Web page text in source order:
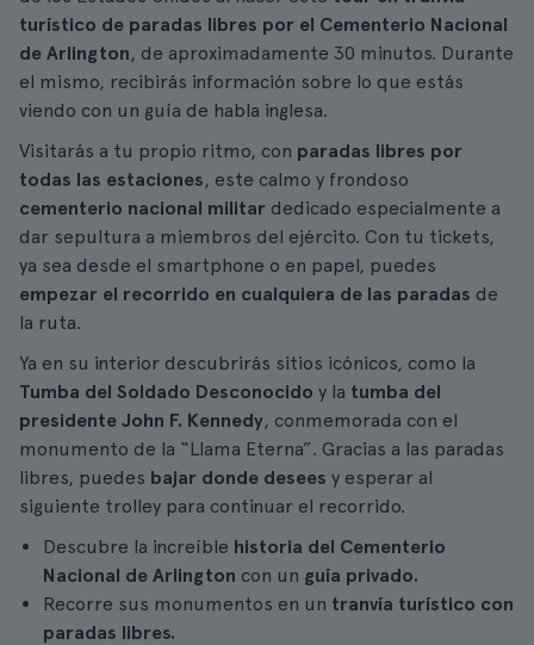
turístico de paradas libres por el Cementerio Nacional
de Arlington, de aproximadamente 30 minutos. Durante
el mismo, recibirás información sobre lo que estás
viendo con un guía de habla inglesa.
Visitarás a tu propio ritmo, con paradas libres por
todas las estaciones, este calmo y frondoso
cementerio nacional militar dedicado especialmente a
dar sepultura a miembros del ejército. Con tu tickets,
ya sea desde el smartphone o en papel, puedes
empezar el recorrido en cualquiera de las paradas de
la ruta.
Ya en su interior descubrirás sitios icónicos, como la
Tumba del Soldado Desconocido y la tumba del
presidente John F. Kennedy, conmemorada con el
monumento de la “Llama Eterna”. Gracias a las paradas
libres, puedes bajar donde desees y esperar al
siguiente trolley para continuar el recorrido.
Descubre la increíble historia del Cementerio
Nacional de Arlington con un guía privado.
Recorre sus monumentos en un tranvía turístico con
paradas libres.